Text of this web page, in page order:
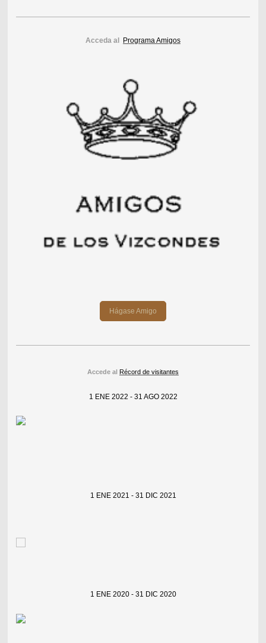
Acceda al Programa Amigos
Hágase Amigo
Accede al Récord de visitantes
1 ENE 2022 - 31 AGO 2022
1 ENE 2021 - 31 DIC 2021
1 ENE 2020 - 31 DIC 2020